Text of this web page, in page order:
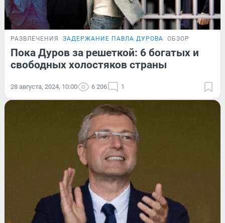
РАЗВЛЕЧЕНИЯ ЗАДЕРЖАНИЕ ПАВЛА ДУРОВА ОБЗОР
Пока Дуров за решеткой: 6 богатых и
свободных холостяков страны
28 августа, 2024, 10:00 6 206 1